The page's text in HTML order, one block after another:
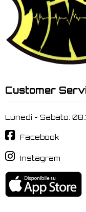
Customer
Lunedi - Sabato:
Facebook
Instagram